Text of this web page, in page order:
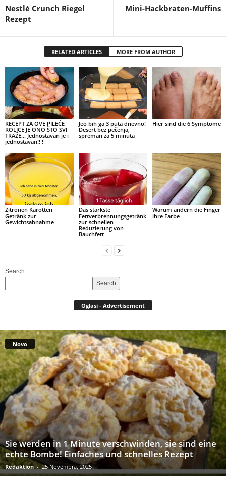
Nestlé Crunch Riegel
Rezept
Mini-Hackbraten-Muffins
RELATED ARTICLES MORE FROM AUTHOR
RECEPT ZA OVE PILEĆE
ROLICE JE ONO ŠTO SVI
TRAŽE… Jednostavan je i
jednostavan!! !
Jeo bih ga 3 puta dnevno!
Desert bez pečenja,
spreman za 5 minuta
Hier sind die 6 Symptome
Zitronen Karotten
Getränk zur
Gewichtsabnahme
Das stärkste
Fettverbrennungsgetränk
zur schnellen
Reduzierung von
Bauchfett
Warum ändern die Finger
ihre Farbe
Search
Search
Oglasi - Advertisement
Novo
Sie werden in 1 Minute verschwinden, sie sind eine
echte Bombe! Einfaches und schnelles Rezept
Redaktion - 25 Novembra, 2025